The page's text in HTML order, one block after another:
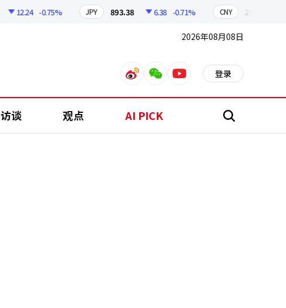
12.24 -0.75% JPY 893.38 6.38 -0.71% CNY 209.17
2026年08月08日
weiboweixinyoutube 登录
访谈 观点 AI PICK 搜